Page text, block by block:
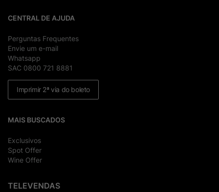
CENTRAL DE AJUDA
Perguntas Frequentes
Envie um e-mail
Whatsapp
SAC 0800 721 8881
Imprimir 2ª via do boleto
MAIS BUSCADOS
Exclusivos
Spot Offer
Wine Offer
TELEVENDAS